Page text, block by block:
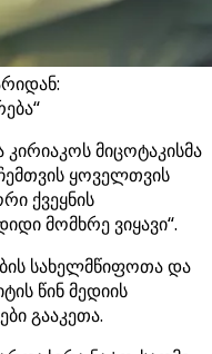
მიცოტაკისმა
ყოველთვის
ქვეყნის
მომხრე ვიყავი“.
სახელმწიფოთა და
წინ მედიის
გააკეთა.